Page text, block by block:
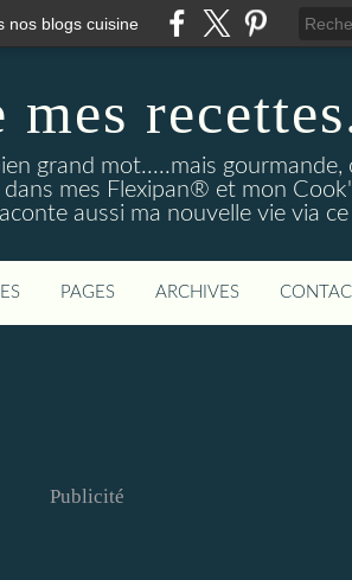
nos blogs cuisine
grand mot.....mais gourmande,
mes Flexipan® et mon
aussi ma nouvelle vie via ce
PAGES ARCHIVES
Publicité